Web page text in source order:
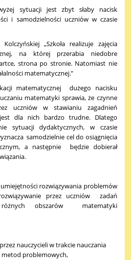
sytuacji jest zbyt słaby nacisk
i samodzielności uczniów w czasie
„Szkoła realizuje zajęcia
na której przerabia niedobre
strona po stronie. Natomiast nie
matematycznej.”
matematycznej dużego nacisku
matematyki sprawia, że czynne
uczniów w stawianiu zagadnień
dla nich bardzo trudne. Dlatego
sytuacji dydaktycznych, w czasie
samodzielnie cel do osiągnięcia
a następnie będzie dobierał
rozwiązywania problemów
przez uczniów zadań
obszarów matematyki
nauczycieli w trakcie nauczania
problemowych,